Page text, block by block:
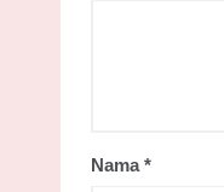
Nama*